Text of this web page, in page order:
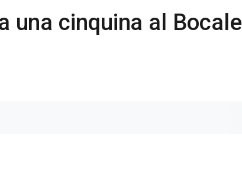
una cinquina al Bocale